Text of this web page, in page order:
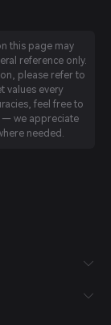
this page may
reference only.
please refer to
values every
feel free to
— we appreciate
needed.